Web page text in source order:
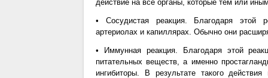
действие на все органы, которые тем или
• Сосудистая реакция. Благодаря этой
артериолах и капиллярах. Обычно они
• Иммунная реакция. Благодаря этой
питательных веществ, а именно
ингибиторы. В результате такого